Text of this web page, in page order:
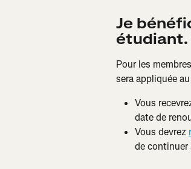
Je
étudiant.
Pour les
sera appliquée
Vous
date de
Vous devrez
de continuer